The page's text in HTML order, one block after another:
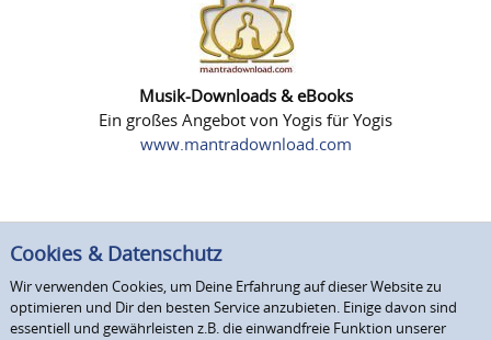
Musik-Downloads & eBooks
Ein großes Angebot von Yogis für Yogis
www.mantradownload.com
Cookies & Datenschutz
Wir verwenden Cookies, um Deine Erfahrung auf dieser Website zu
optimieren und Dir den besten Service anzubieten. Einige davon sind
essentiell und gewährleisten z.B. die einwandfreie Funktion unserer